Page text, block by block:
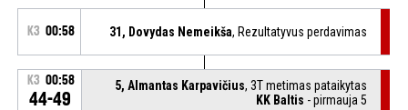
K3 00:58 31, Dovydas Nemeikša, Rezultatyvus perdavimas
K3 00:58
44-49
5, Almantas Karpavičius, 3T metimas pataikytas
KK Baltis - pirmauja 5